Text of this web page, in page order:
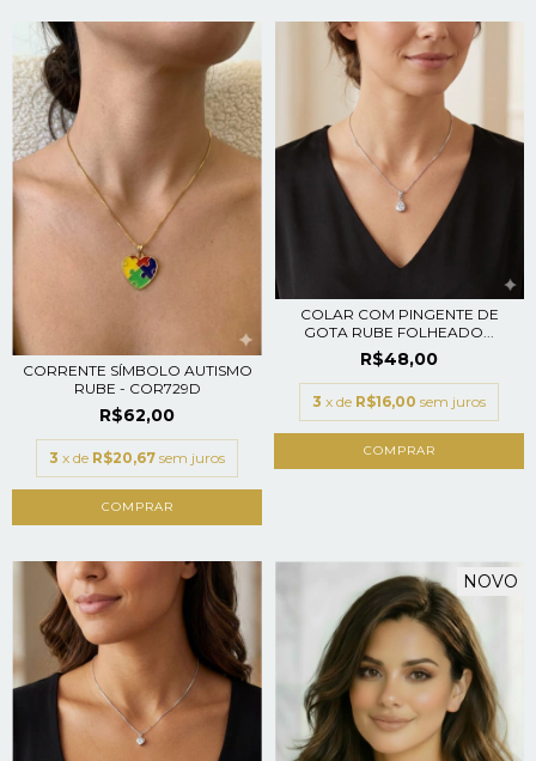
CORRENTE SÍMBOLO AUTISMO
RUBE - COR729D
R$62,00
3 x de R$20,67 sem juros
COLAR COM PINGENTE DE
GOTA RUBE FOLHEADO...
R$48,00
3 x de R$16,00 sem juros
NOVO